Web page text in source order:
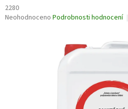
2280
Průměrné
Neohodnoceno Podrobnosti hodnocení